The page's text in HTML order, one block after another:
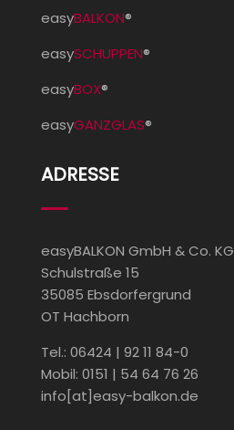
easyBALKON®
easySCHUPPEN®
easyBOX®
easyGANZGLAS®
ADRESSE
easyBALKON GmbH & Co. KG
Schulstraße 15
35085 Ebsdorfergrund
OT Hachborn
Tel.: 06424 | 92 11 84-0
Mobil: 0151 | 54 64 76 26
info[at]easy-balkon.de